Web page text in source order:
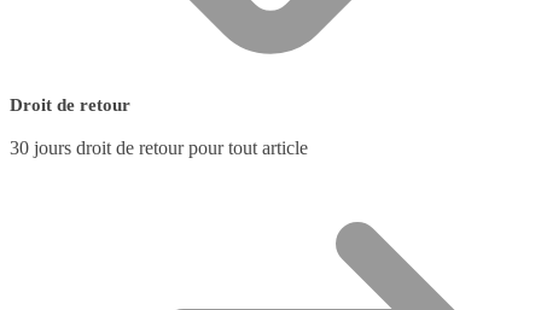
Droit de retour
30 jours droit de retour pour tout article